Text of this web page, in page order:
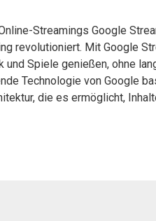
Streamings Google
revolutioniert. Mit Google
Spiele genießen, ohne
Technologie von Google
die es ermöglicht,